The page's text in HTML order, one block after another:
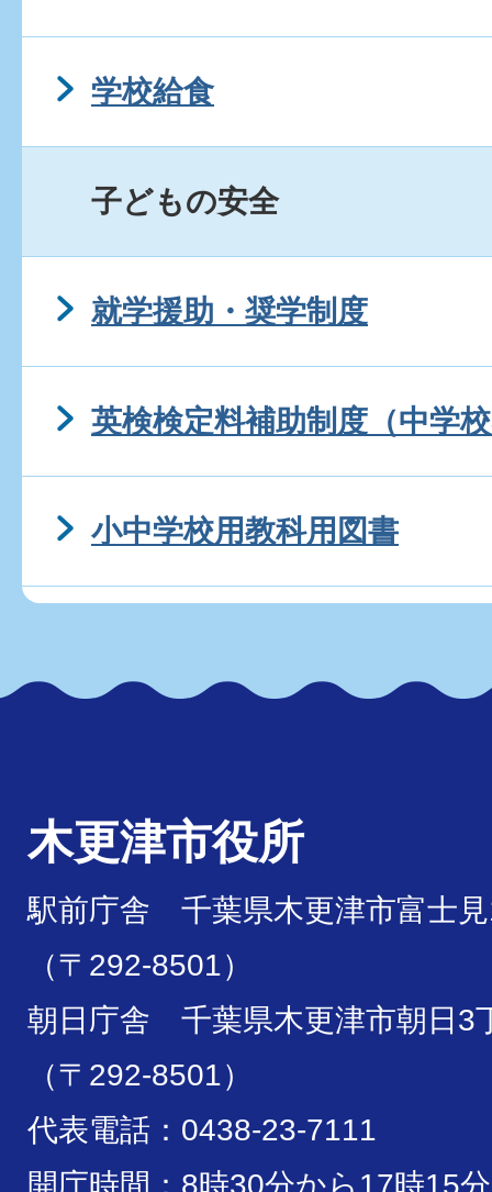
学校給食
子どもの安全
就学援助・奨学制度
英検検定料補助制度（中学
小中学校用教科用図書
木更津市役所
駅前庁舎 千葉県木更津市富士
（〒292-8501）
朝日庁舎 千葉県木更津市朝日3
（〒292-8501）
代表電話：0438-23-7111
開庁時間：8時30分から17時15